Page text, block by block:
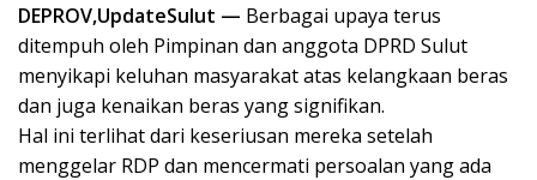
DEPROV,UpdateSulut — Berbagai upaya terus
ditempuh oleh Pimpinan dan anggota DPRD Sulut
menyikapi keluhan masyarakat atas kelangkaan beras
dan juga kenaikan beras yang signifikan.
Hal ini terlihat dari keseriusan mereka setelah
menggelar RDP dan mencermati persoalan yang ada